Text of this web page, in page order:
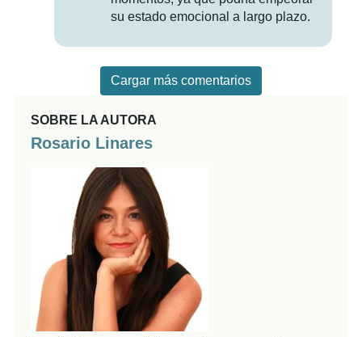
su estado emocional a largo plazo.
Cargar más comentarios
SOBRE LA AUTORA
Rosario Linares